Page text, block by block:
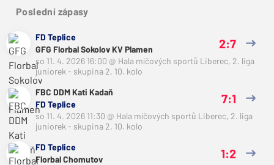
Poslední zápasy
FD Teplice
GFG Florbal Sokolov KV Plamen
2:7
so 11. 4. 2026 16:00 @ Hala míčových sportů Liberec, 2. liga
juniorek - skupina 2, 10. kolo
FBC DDM Kati Kadaň
FD Teplice
7:1
so 11. 4. 2026 11:30 @ Hala míčových sportů Liberec, 2. liga
juniorek - skupina 2, 10. kolo
FD Teplice
Florbal Chomutov
1:2